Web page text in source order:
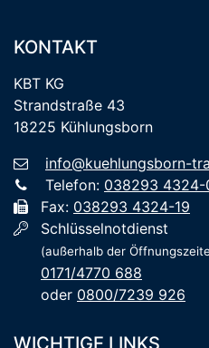
KONTAKT
KBT KG
Strandstraße 43
18225 Kühlungsborn
info@kuehlungsborn-
Telefon: 038293 4324-
Fax: 038293 4324-19
Schlüsselnotdienst
(außerhalb der
0171/4770 688
oder 0800/7239 926